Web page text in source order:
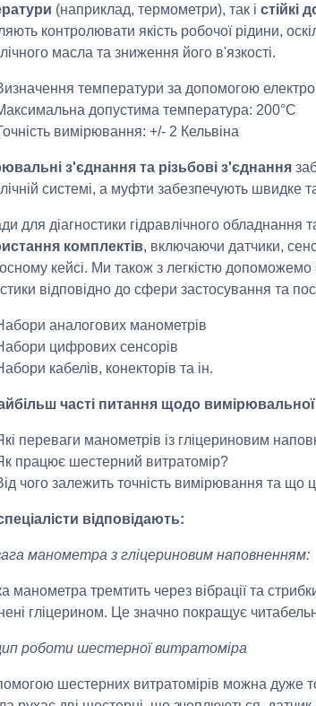
(наприклад, термометри), так і стійкі
контролювати якість робочої рідини,
масла та зниження його в'язкості.
температури за допомогою
допустима температура: 200°C
вимірювання: +/- 2 Кельвіна
з'єднання та різьбові з'єднання
системі, а муфти забезпечують швидке
для діагностики гідравлічного
комплектів, включаючи датчики,
кейсі. Ми також з легкістю
відповідно до сфери застосування та
аналогових манометрів
цифрових сенсорів
кабелів, конекторів та ін.
часті питання щодо вимірювальної
переваги манометрів із гліцериновим
працює шестерний витратомір?
чого залежить точність вимірювання та що
відповідають:
манометра з гліцериновим наповненням:
манометра тремтить через вібрації та
гліцерином. Це значно покращує
роботи шестерної витратоміра
шестерних витратомірів можна дуже